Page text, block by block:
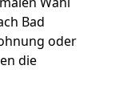
Bad
oder
die